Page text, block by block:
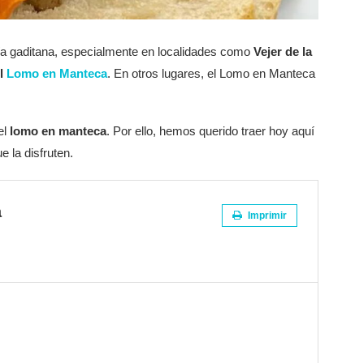
gaditana, especialmente en localidades como Vejer de la
Lomo en Manteca. En otros lugares, el Lomo en Manteca
lomo en manteca. Por ello, hemos querido traer hoy aquí
la disfruten.
Imprimir